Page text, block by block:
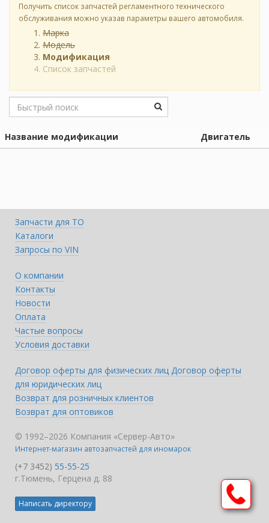
Получить список запчастей регламентного технического
обслуживания можно указав параметры вашего автомобиля.
Марка
Модель
Модификация
Список запчастей
Название модификации Двигатель
Запчасти для ТО
Каталоги
Запросы по VIN
О компании
Контакты
Новости
Оплата
Частые вопросы
Условия доставки
Договор оферты для физических лиц Договор оферты
для юридических лиц
Возврат для розничных клиентов
Возврат для оптовиков
© 1992–2026 Компания «Сервер-Авто»
Интернет-магазин автозапчастей для иномарок
(+7 3452) 55-55-25
г.Тюмень, Герцена д. 88
Написать директору